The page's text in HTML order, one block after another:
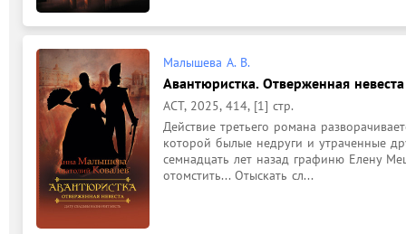
Малышева А. В.
Авантюристка. Отверженная
АСТ, 2025, 414, [1] стр.
Действие третьего романа
которой былые недруги и утраченные
семнадцать лет назад графиню Елену
отомстить... Отыскать сл...